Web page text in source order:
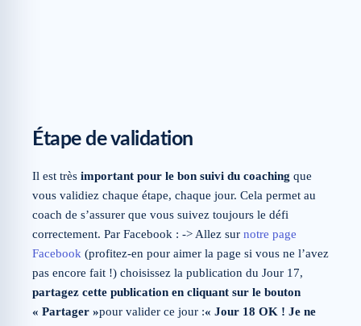
Étape de validation
Il est très important pour le bon suivi du coaching que
vous validiez chaque étape, chaque jour. Cela permet au
coach de s’assurer que vous suivez toujours le défi
correctement. Par Facebook : -> Allez sur notre page
Facebook (profitez-en pour aimer la page si vous ne l’avez
pas encore fait !) choisissez la publication du Jour 17,
partagez cette publication en cliquant sur le bouton
« Partager »pour valider ce jour :« Jour 18 OK ! Je ne